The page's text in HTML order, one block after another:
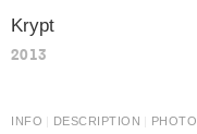
Krypt
2013
INFO DESCRIPTION PHOTO